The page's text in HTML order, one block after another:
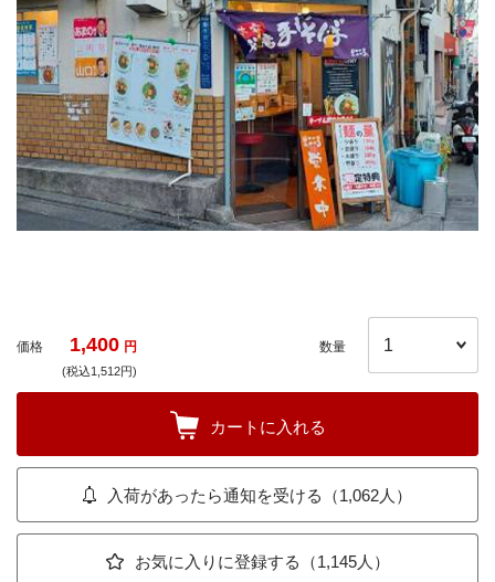
価格 1,400 円
(税込1,512円)
数量
カートに入れる
入荷があったら通知を受ける（1,062人）
お気に入りに登録する（1,145人）